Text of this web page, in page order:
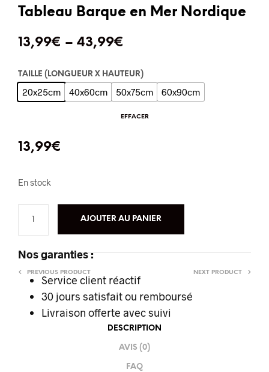
Tableau Barque en Mer Nordique
13,99€ – 43,99€
TAILLE (LONGUEUR X HAUTEUR)
20x25cm 40x60cm 50x75cm 60x90cm
EFFACER
13,99€
En stock
AJOUTER AU PANIER
Nos garanties :
Service client réactif
30 jours satisfait ou remboursé
Livraison offerteavec suivi
PREVIOUS PRODUCT NEXT PRODUCT
DESCRIPTION
AVIS (0)
FAQ